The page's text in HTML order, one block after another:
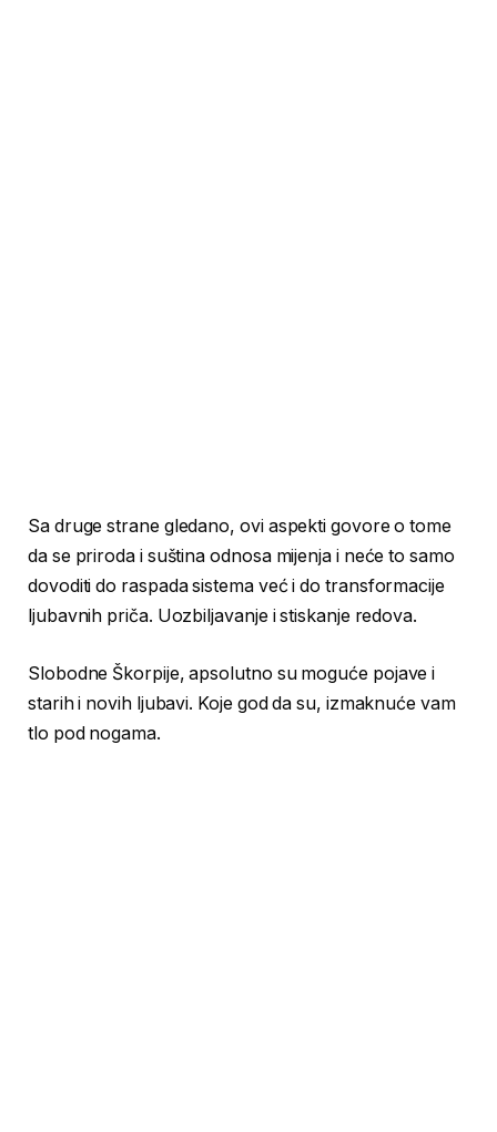
Sa druge strane gledano, ovi aspekti govore o tome
da se priroda i suština odnosa mijenja i neće to samo
dovoditi do raspada sistema već i do transformacije
ljubavnih priča. Uozbiljavanje i stiskanje redova.
Slobodne Škorpije, apsolutno su moguće pojave i
starih i novih ljubavi. Koje god da su, izmaknuće vam
tlo pod nogama.